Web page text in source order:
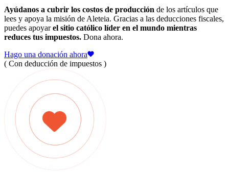
Ayúdanos a cubrir los costos de producción de los artículos que
lees y apoya la misión de Aleteia. Gracias a las deducciones fiscales,
puedes apoyarel sitio católico líder en el mundo mientras
reduces tus impuestos. Dona ahora.
Hago una donación ahora
( Con deducción de impuestos )